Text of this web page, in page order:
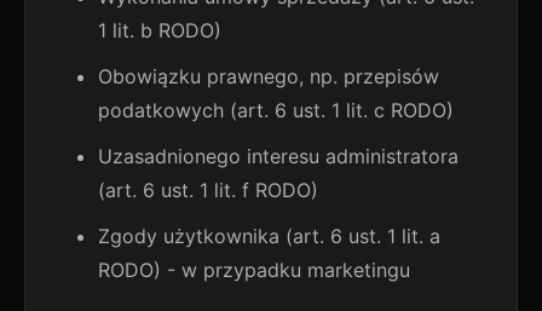
1 lit. b RODO)
Obowiązku prawnego, np. przepisów
podatkowych (art. 6 ust. 1 lit. c RODO)
Uzasadnionego interesu administratora
(art. 6 ust. 1 lit. f RODO)
Zgody użytkownika (art. 6 ust. 1 lit. a
RODO) - w przypadku marketingu